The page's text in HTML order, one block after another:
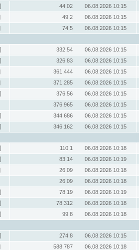
44.02
06.08.2026 10:15
49.2
06.08.2026 10:15
74.5
06.08.2026 10:15
332.54
06.08.2026 10:15
326.83
06.08.2026 10:15
361.444
06.08.2026 10:15
371.285
06.08.2026 10:15
376.56
06.08.2026 10:15
376.965
06.08.2026 10:15
344.686
06.08.2026 10:15
346.162
06.08.2026 10:15
110.1
06.08.2026 10:18
83.14
06.08.2026 10:19
26.09
06.08.2026 10:18
26.09
06.08.2026 10:18
78.19
06.08.2026 10:19
78.312
06.08.2026 10:18
99.8
06.08.2026 10:18
274.8
06.08.2026 10:15
588.787
06.08.2026 10:18